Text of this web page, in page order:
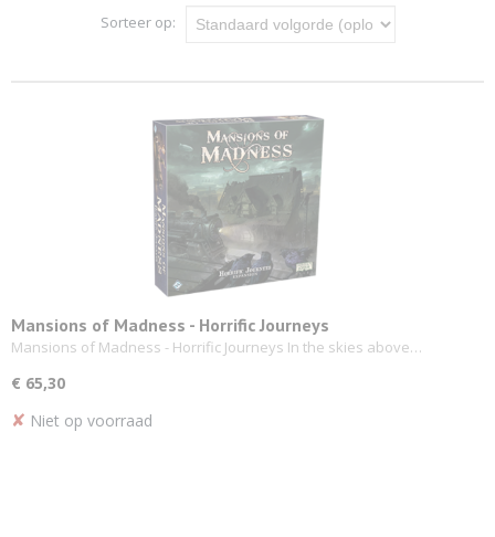
Sorteer op:
Mansions of Madness - Horrific Journeys
Mansions of Madness - Horrific Journeys In the skies above…
€ 65,30
✘ Niet op voorraad